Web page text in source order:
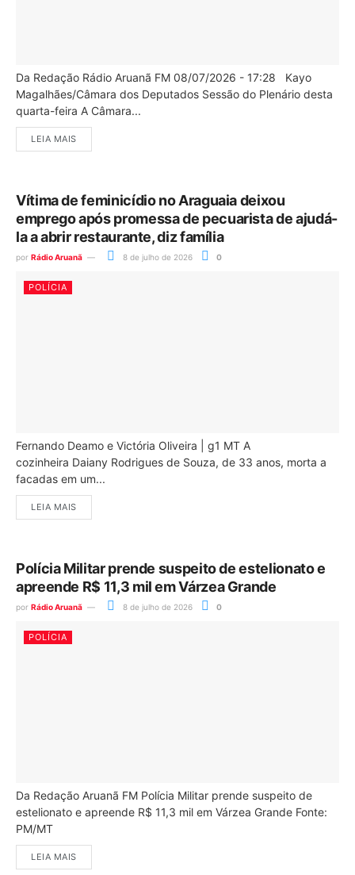
Da Redação Rádio Aruanã FM 08/07/2026 - 17:28 Kayo
Magalhães/Câmara dos Deputados Sessão do Plenário desta
quarta-feira A Câmara...
LEIA MAIS
Vítima de feminicídio no Araguaia deixou
emprego após promessa de pecuarista de ajudá-
la a abrir restaurante, diz família
por Rádio Aruanã 8 de julho de 2026 0
POLÍCIA
Fernando Deamo e Victória Oliveira | g1 MT A
cozinheira Daiany Rodrigues de Souza, de 33 anos, morta a
facadas em um...
LEIA MAIS
Polícia Militar prende suspeito de estelionato e
apreende R$ 11,3 mil em Várzea Grande
por Rádio Aruanã 8 de julho de 2026 0
POLÍCIA
Da Redação Aruanã FM Polícia Militar prende suspeito de
estelionato e apreende R$ 11,3 mil em Várzea Grande Fonte:
PM/MT
LEIA MAIS